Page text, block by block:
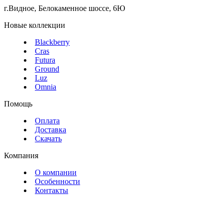
г.Видное, Белокаменное шоссе, 6Ю
Новые коллекции
Blackberry
Cras
Futura
Ground
Luz
Omnia
Помощь
Оплата
Доставка
Скачать
Компания
О компании
Особенности
Контакты